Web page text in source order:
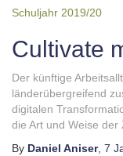
Schuljahr 2019/20
Cultivate
Der künftige
länderübergreifend
digitalen
die Art und Weise der
By Daniel Aniser, 7